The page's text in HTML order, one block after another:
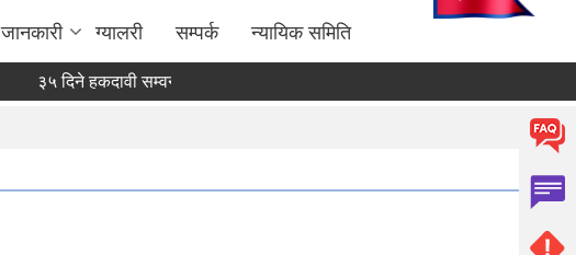
ग्यालरी सम्पर्क न्यायिक समिति
३५ दिने हकदावी सम्वन्धी सार्वजनिक सूचना